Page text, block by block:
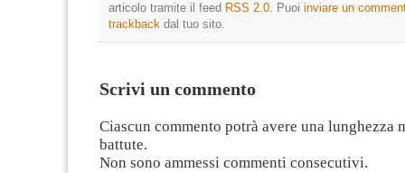
articolo tramite il feed RSS 2.0. Puoi inviare un
trackback dal tuo sito.
Scrivi un commento
Ciascun commento potrà avere una lunghezza
battute.
Non sono ammessi commenti consecutivi.